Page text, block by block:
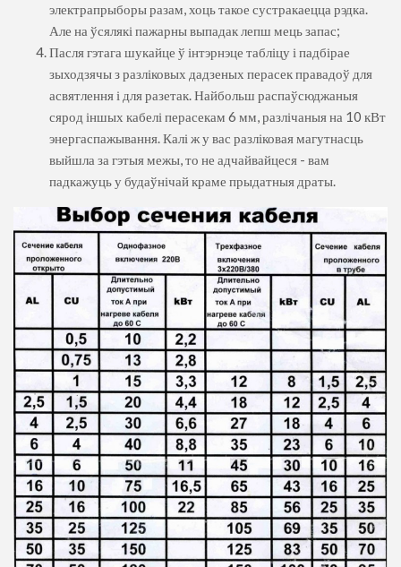
электрапрыборы разам, хоць такое сустракаецца рэдка.
Але на ўсялякі пажарны выпадак лепш мець запас;
Пасля гэтага шукайце ў інтэрнэце табліцу і падбірае
зыходзячы з разліковых дадзеных перасек правадоў для
асвятлення і для разетак. Найбольш распаўсюджаныя
сярод іншых кабелі перасекам 6 мм, разлічаныя на 10 кВт
энергаспажывання. Калі ж у вас разліковая магутнасць
выйшла за гэтыя межы, то не адчайвайцеся - вам
падкажуць у будаўнічай краме прыдатныя драты.